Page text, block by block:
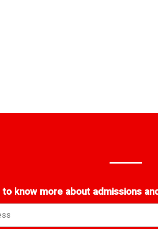
to know more about admissions